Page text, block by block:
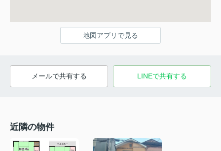
地図アプリで見る
メールで共有する LINEで共有する
近隣の物件